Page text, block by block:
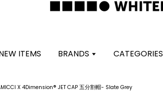
ITEMS BRANDS CATEGORIES
X 4Dimension® JET CAP 五分割帽- Slate Grey